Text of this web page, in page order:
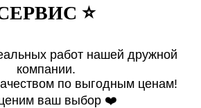
⭐️
работ нашей дружной
компании.
по выгодным ценам!
ваш выбор ❤️